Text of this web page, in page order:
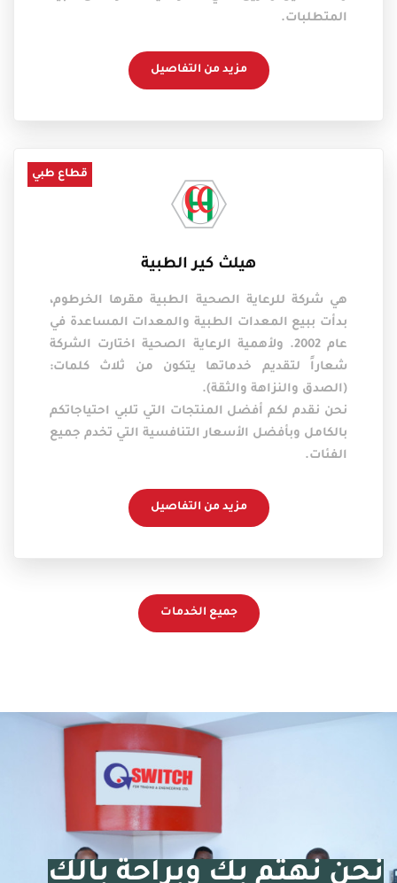
المتطلبات.
مزيد من التفاصيل
قطاع طبي
هيلث كير الطبية
هي شركة للرعاية الصحية الطبية مقرها الخرطوم،
بدأت ببيع المعدات الطبية والمعدات المساعدة في
عام 2002. ولأهمية الرعاية الصحية اختارت الشركة
شعاراً لتقديم خدماتها يتكون من ثلاث كلمات:
(الصدق والنزاهة والثقة).
نحن نقدم لكم أفضل المنتجات التي تلبي احتياجاتكم
بالكامل وبأفضل الأسعار التنافسية التي تخدم جميع
الفئات.
مزيد من التفاصيل
جميع الخدمات
نحن نهتم بك وبراحة بالك